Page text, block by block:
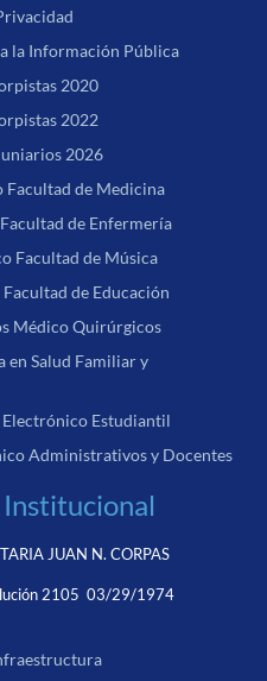
la Información Pública
2020
2022
2026
Facultad de Medicina
de Enfermería
Facultad de Música
de Educación
Médico Quirúrgicos
en Salud Familiar y
Estudiantil
Administrativos y Docentes
JUAN N. CORPAS
2105 03/29/1974